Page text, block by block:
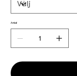
Antal